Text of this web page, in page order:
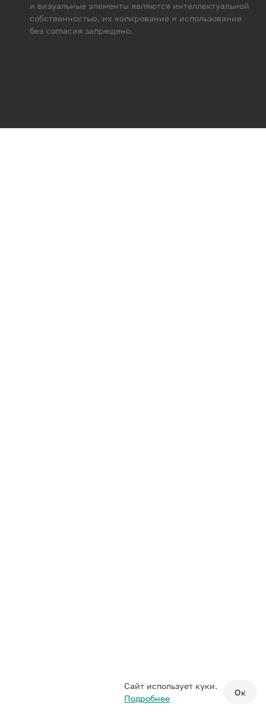
Сайт использует куки.
Подробнее
Ок
и визуальные элементы являются интеллектуальной
собственностью, их копирование и использование
без согласия запрещено.